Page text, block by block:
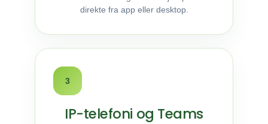
direkte fra app eller desktop.
3
IP-telefoni og Teams